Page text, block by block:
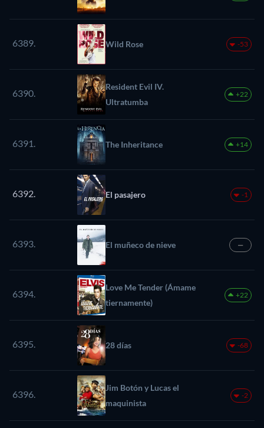
6389. Wild Rose -53
6390.
Resident Evil IV.
Ultratumba
+22
6391. The Inheritance +14
6392. El pasajero -1
6393. El muñeco de nieve —
6394.
Love Me Tender (Ámame
tiernamente)
+22
6395. 28 días -68
6396.
Jim Botón y Lucas el
maquinista
-2